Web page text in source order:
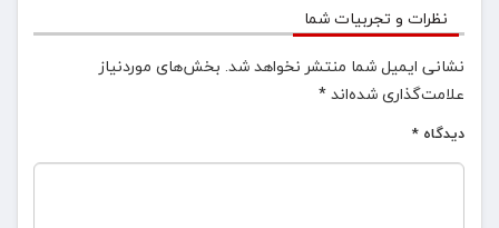
نظرات و تجربیات شما
نشانی ایمیل شما منتشر نخواهد شد. بخش‌های موردنیاز
علامت‌گذاری شده‌اند*
دیدگاه *